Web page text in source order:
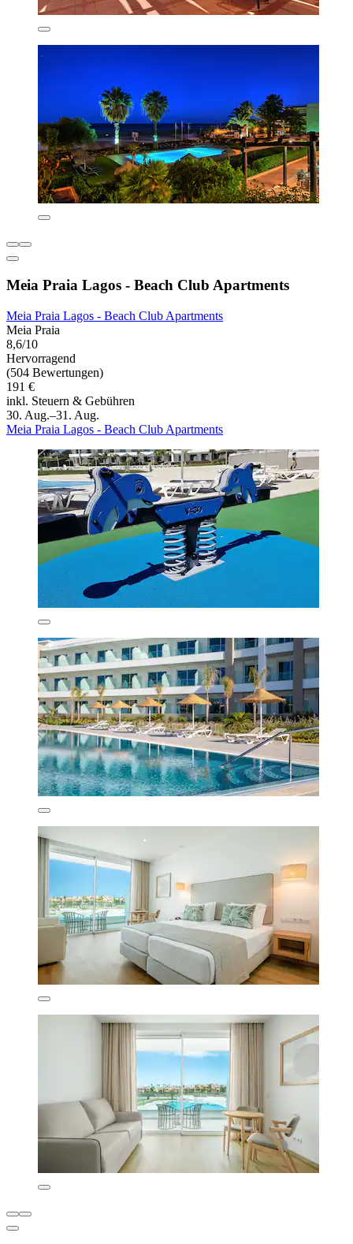
Meia Praia Lagos - Beach Club Apartments
Meia Praia Lagos - Beach Club Apartments
Meia Praia
8,6/10
Hervorragend
(504 Bewertungen)
191 €
inkl. Steuern & Gebühren
30. Aug.–31. Aug.
Meia Praia Lagos - Beach Club Apartments